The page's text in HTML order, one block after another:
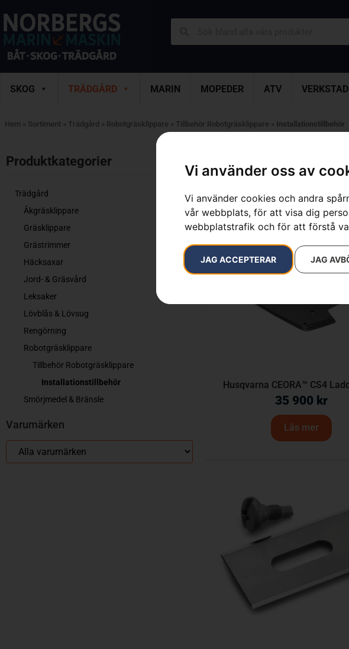
Vi använder oss av
Vi använder cookies och andra
vår webbplats, för att visa dig
webbplatstrafik och för att förstå
JAG ACCEPTERAR JAG
SKOG TRÄDGÅRD MARIN MOPEDER ATV VERKSTAD
Hem » Sortiment » Trädgård » Robotgräsklippare » Tillbehör Robotgräsklippare » Installationstillbehör
Produktkategorier​
Trädgård
Åkgräsklippare
Gräsklippare
Grästrimmer
Häcksaxar
Jord- & Gräsvård
Leksaker
Lövblås & Lövsug
Rengörning
Robotgräsklippare
Tillbehör Robotgräsklippare
Installationstillbehör
Smörjmedel & Bränsle
Varumärken
Husqvarna CEORA™ CS4
35 900 kr
Läs mer